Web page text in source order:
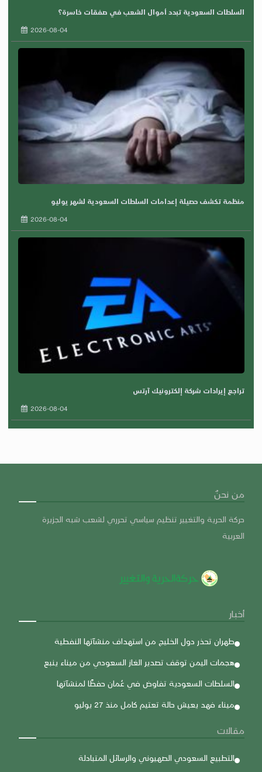
السلطات السعودية تبدد أموال الشعب في صفقات خاسرة؟
2026-08-04
منظمة تكشف حصيلة إعدامات السلطات السعودية لشهر يوليو
2026-08-04
تراجع إيرادات شركة إلكترونيك آرتس
2026-08-04
من نحنٌ
حركة الحرية والتغيير تنظيم سياسي تحرري لشعب شبه الجزيرة
العربية
أخبار
طهران تحذر دول الخليج من استهداف منشآتها النفطية
هجمات اليمن توقف تصدير الغاز السعودي من ميناء ينبع
السلطات السعودية تفاوض في عُمان حفظًا لمنشآتها
ميناء فهد يعيش حالة تعتيم كامل منذ 27 يوليو
مقالات
التطبيع السعودي الصهيوني والرسائل المتبادلة